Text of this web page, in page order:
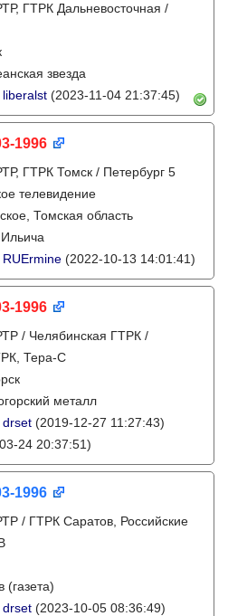
ГТРК Дальневосточная /
звезда
liberalst (2023-11-04 21:37:45)
1996
ГТРК Томск / Петербург 5
телевидение
Томская область
RUErmine (2022-10-13 14:01:41)
1996
/ Челябинская ГТРК /
Тера-С
металл
drset (2019-12-27 11:27:43)
24 20:37:51)
1996
/ ГТРК Саратов, Российские
(газета)
drset (2023-10-05 08:36:49)